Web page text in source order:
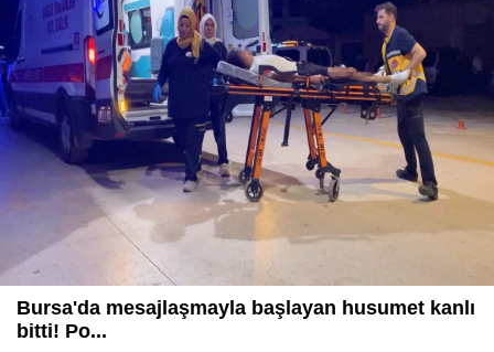
Bursa'da mesajlaşmayla başlayan husumet kanlı
bitti! Po...